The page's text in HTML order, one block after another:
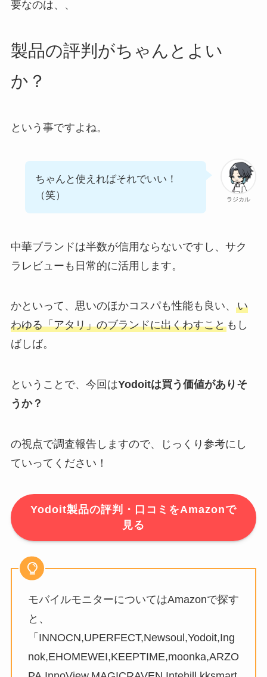
要なのは、、
製品の評判がちゃんとよい
か？
という事ですよね。
ラジカル
ちゃんと使えればそれでいい！
（笑）
中華ブランドは半数が信用ならないですし、サク
ラレビューも日常的に活用します。
かといって、思いのほかコスパも性能も良い、 い
わゆる「アタリ」のブランドに出くわすこともし
ばしば。
ということで、今回はYodoitは買う価値がありそ
うか？
の視点で調査報告しますので、じっくり参考にし
ていってください！
Yodoit製品の評判・口コミをAmazonで
見る
モバイルモニターについてはAmazonで探す
と、
「INNOCN,UPERFECT,Newsoul,Yodoit,Ing
nok,EHOMEWEI,KEEPTIME,moonka,ARZO